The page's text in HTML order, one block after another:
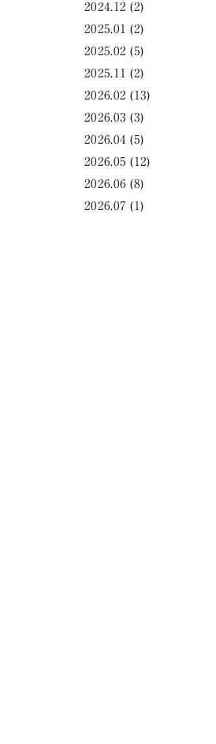
2024.12 (2)
2025.01 (2)
2025.02 (5)
2025.11 (2)
2026.02 (13)
2026.03 (3)
2026.04 (5)
2026.05 (12)
2026.06 (8)
2026.07 (1)